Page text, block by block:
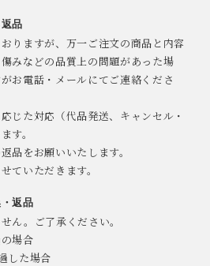
品
りますが、万一ご注文の商品と内容
みなどの品質上の問題があった場
お電話・メールにてご連絡くださ
じた対応（代品発送、キャンセル・
す。
品をお願いいたします。
ていただきます。
返品
ん。ご了承ください。
場合
した場合